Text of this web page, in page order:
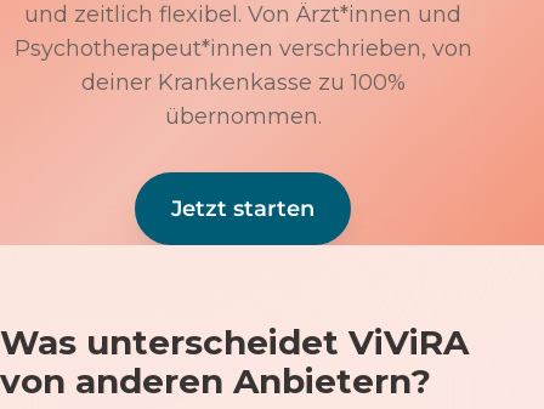
und zeitlich flexibel. Von Ärzt*innen und
Psychotherapeut*innen verschrieben, von
deiner Krankenkasse zu 100%
übernommen.
Jetzt starten
Was unterscheidet ViViRA
von anderen Anbietern?